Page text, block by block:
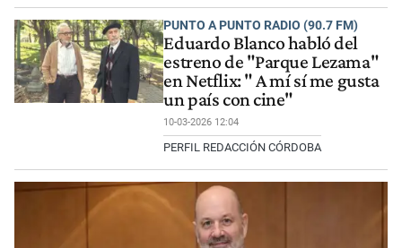
PUNTO A PUNTO RADIO (90.7 FM)
Eduardo Blanco habló del
estreno de "Parque Lezama"
en Netflix: " A mí sí me gusta
un país con cine"
10-03-2026 12:04
PERFIL REDACCIÓN CÓRDOBA